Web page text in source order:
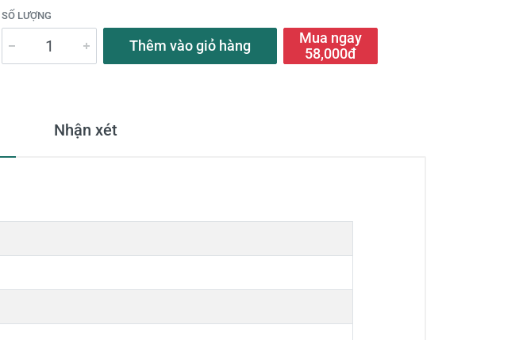
SỐ LƯỢNG
Thêm vào giỏ hàng
Mua ngay
58,000đ
Nhận xét